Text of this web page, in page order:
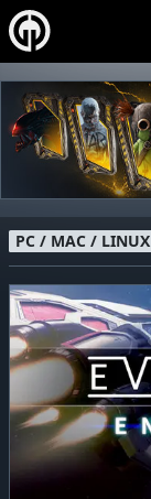
PC / MAC / LINUX